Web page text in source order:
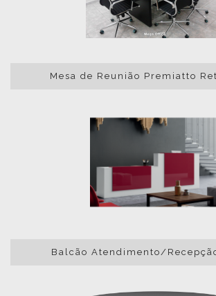
Mesa de Reunião Premiatto
Balcão Atendimento/